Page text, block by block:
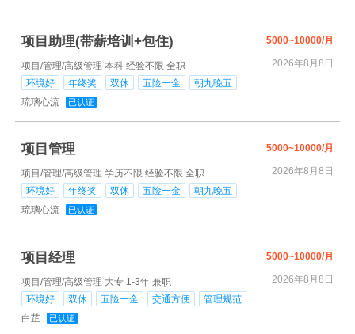
项目助理(带薪培训+包住) 5000~10000/月
项目/管理/高级管理 本科 经验不限 全职
2026年8月8日
环境好
年终奖 双休 五险一金
朝九晚五
琉璃心流
已认证
项目管理 5000~10000/月
项目/管理/高级管理 学历不限 经验不限 全职
2026年8月8日
环境好
年终奖 双休 五险一金
朝九晚五
琉璃心流
已认证
项目经理 5000~10000/月
项目/管理/高级管理 大专 1-3年 兼职
2026年8月8日
环境好
双休 五险一金 交通方便
管理规范
白芷
已认证